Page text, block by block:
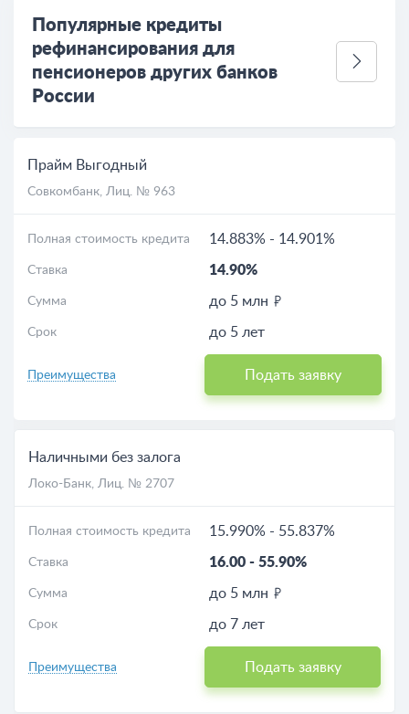
Популярные кредиты
рефинансирования для
пенсионеров других банков
России
Прайм Выгодный
Совкомбанк, Лиц. № 963
Полная стоимость кредита 14.883% - 14.901%
Ставка 14.90%
Сумма до 5 млн
Срок до 5 лет
Преимущества Подать заявку
Наличными без залога
Локо-Банк, Лиц. № 2707
Полная стоимость кредита 15.990% - 55.837%
Ставка 16.00 - 55.90%
Сумма до 5 млн
Срок до 7 лет
Преимущества Подать заявку